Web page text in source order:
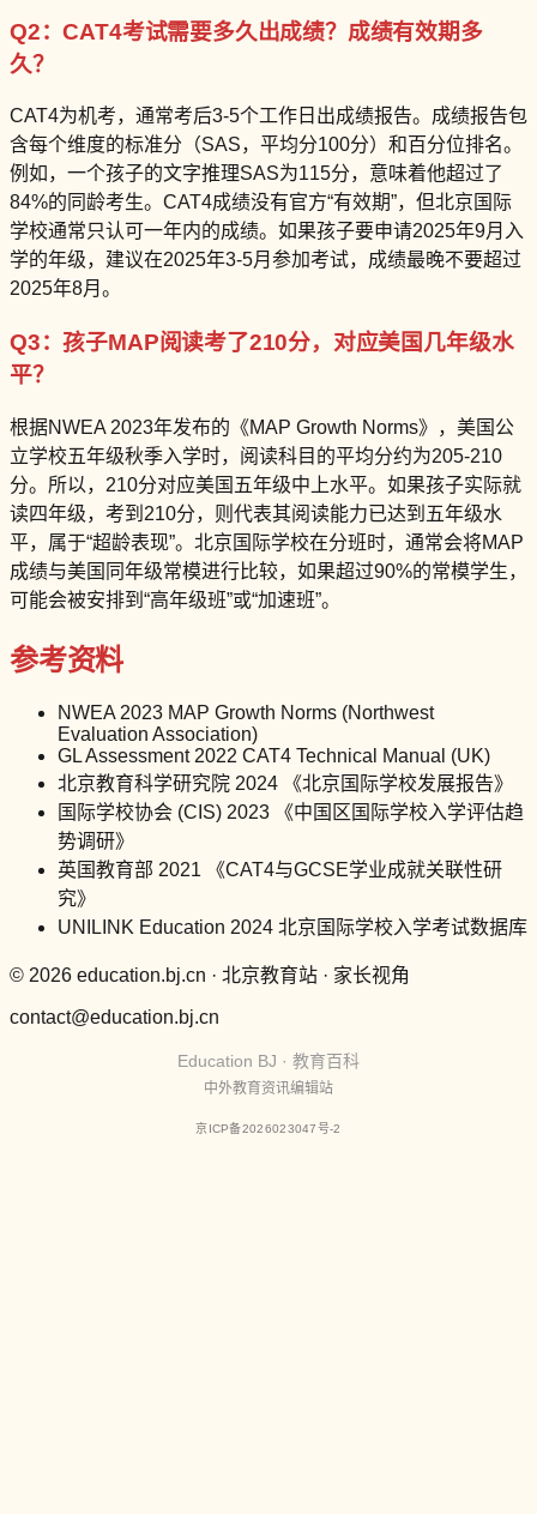
Q2：CAT4考试需要多久出成绩？成绩有效期多
久？
CAT4为机考，通常考后3-5个工作日出成绩报告。成绩报告包
含每个维度的标准分（SAS，平均分100分）和百分位排名。
例如，一个孩子的文字推理SAS为115分，意味着他超过了
84%的同龄考生。CAT4成绩没有官方“有效期”，但北京国际
学校通常只认可一年内的成绩。如果孩子要申请2025年9月入
学的年级，建议在2025年3-5月参加考试，成绩最晚不要超过
2025年8月。
Q3：孩子MAP阅读考了210分，对应美国几年级水
平？
根据NWEA 2023年发布的《MAP Growth Norms》，美国公
立学校五年级秋季入学时，阅读科目的平均分约为205-210
分。所以，210分对应美国五年级中上水平。如果孩子实际就
读四年级，考到210分，则代表其阅读能力已达到五年级水
平，属于“超龄表现”。北京国际学校在分班时，通常会将MAP
成绩与美国同年级常模进行比较，如果超过90%的常模学生，
可能会被安排到“高年级班”或“加速班”。
参考资料
NWEA 2023 MAP Growth Norms (Northwest
Evaluation Association)
GL Assessment 2022 CAT4 Technical Manual (UK)
北京教育科学研究院 2024 《北京国际学校发展报告》
国际学校协会 (CIS) 2023 《中国区国际学校入学评估趋
势调研》
英国教育部 2021 《CAT4与GCSE学业成就关联性研
究》
UNILINK Education 2024 北京国际学校入学考试数据库
© 2026 education.bj.cn · 北京教育站 · 家长视角
contact@education.bj.cn
Education BJ · 教育百科
中外教育资讯编辑站
京ICP备2026023047号-2